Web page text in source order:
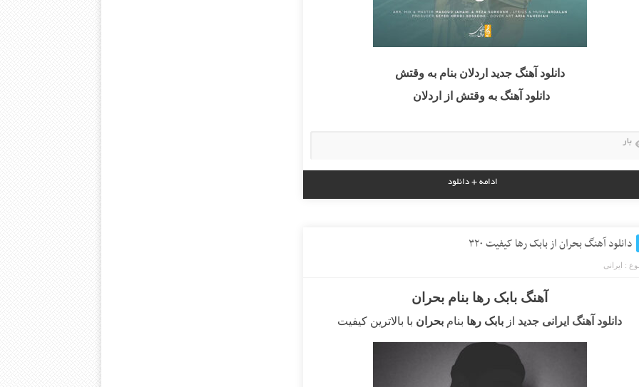
دانلود آهنگ جدید اردلان بنام به وقتش
دانلود آهنگ به وقتش از اردلان
بار
ادامه + دانلود
دانلود آهنگ بحران از بابک رها کیفیت ۳۲۰
: ایرانی
آهنگ بابک رها بنام بحران
دانلود آهنگ ایرانی جدید از بابک رها بنام بحران با بالاترین کیفیت